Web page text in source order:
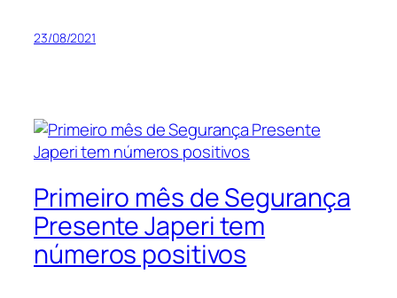
23/08/2021
Primeiro mês de Segurança
Presente Japeri tem
números positivos